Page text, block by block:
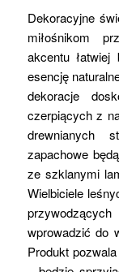
Dekoracyjne
miłośnikom
akcentu
esencję
dekoracje
czerpiących z
drewnianych
zapachowe
ze szklanymi
Wielbiciele
wprowadzić do
Produkt